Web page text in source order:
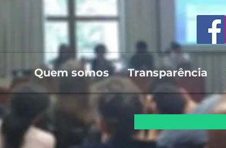
Quem somos Transparência